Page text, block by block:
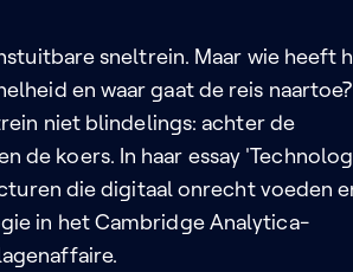
sneltrein. Maar wie heeft
en waar gaat de reis naartoe?
niet blindelings: achter de
de koers. In haar essay
die digitaal onrecht voeden
in het Cambridge Analytica-